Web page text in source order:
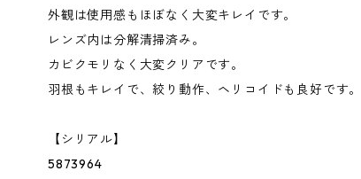
外観は使用感もほぼなく大変キレイです。
レンズ内は分解清掃済み。
カビクモリなく大変クリアです。
羽根もキレイで、絞り動作、ヘリコイドも良好です。
【シリアル】
5873964